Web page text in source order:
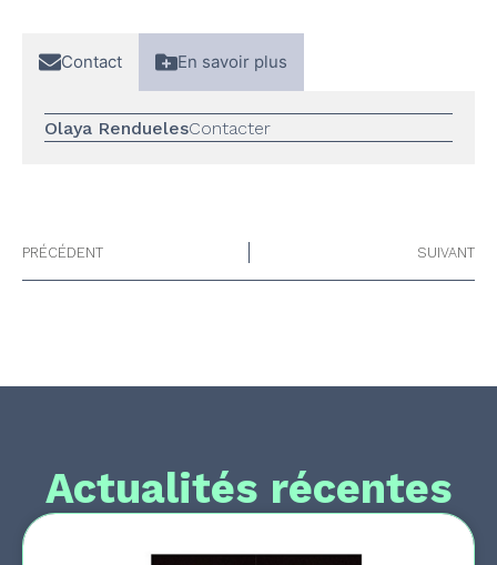
Contact En savoir plus
Olaya RenduelesContacter
PRÉCÉDENT SUIVANT
Actualités récentes